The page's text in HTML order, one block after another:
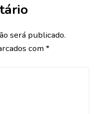
será publicado.
com*